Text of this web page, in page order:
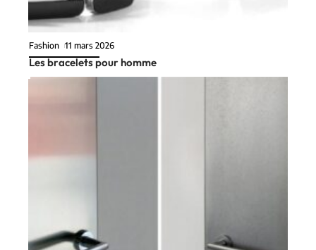
Fashion 11 mars 2026
Les bracelets pour homme